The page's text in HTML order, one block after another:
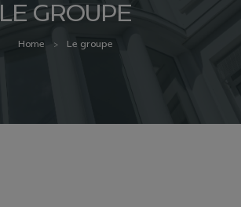
LE GROUPE
Home Le groupe